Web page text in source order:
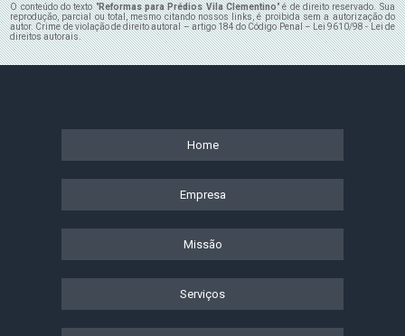
O conteúdo do texto "Reformas para Prédios Vila Clementino" é de direito reservado. Sua
reprodução, parcial ou total, mesmo citando nossos links, é proibida sem a autorização do
autor. Crime de violação de direito autoral – artigo 184 do Código Penal –Lei 9610/98 - Lei de
direitos autorais.
Home
Empresa
Missão
Serviços